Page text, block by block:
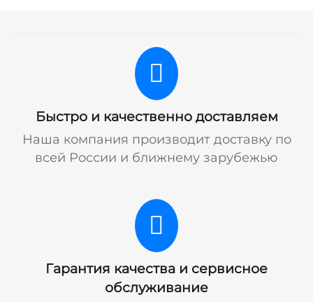
Быстро и качественно доставляем
Наша компания производит доставку по
всей России и ближнему зарубежью
Гарантия качества и сервисное
обслуживание